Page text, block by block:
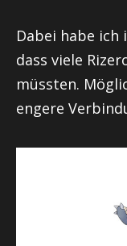
Dabei habe
dass viele
müssten.
engere